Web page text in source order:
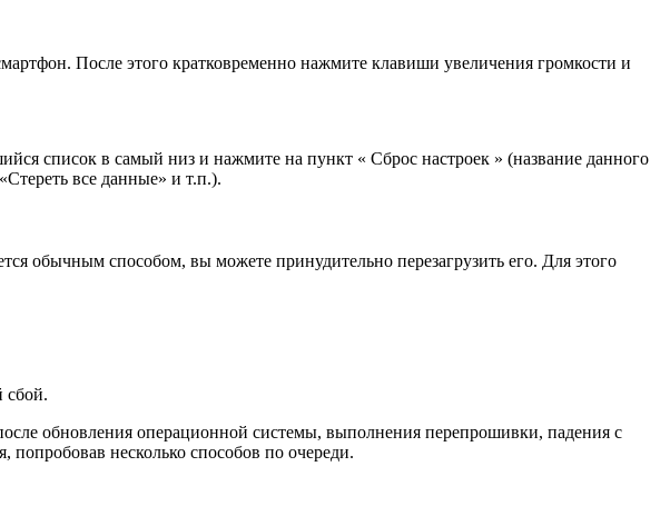
После этого кратковременно нажмите клавиши увеличения громкости и
список в самый низ и нажмите на пункт « Сброс настроек » (название данного
все данные» и т.п.).
обычным способом, вы можете принудительно перезагрузить его. Для этого
сбой.
обновления операционной системы, выполнения перепрошивки, падения с
попробовав несколько способов по очереди.